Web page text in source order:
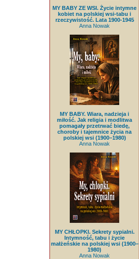
MY BABY ZE WSI. Życie intymne
kobiet na polskiej wsi-tabu i
rzeczywistość. Lata 1900-1945
Anna Nowak
MY BABY. Wiara, nadzieja i
miłość. Jak religia i modlitwa
pomagały przetrwać biedę,
choroby i tajemnice życia na
polskiej wsi (1900–1980)
Anna Nowak
MY CHŁOPKI. Sekrety sypialni.
Intymność, tabu i życie
małżeńskie na polskiej wsi (1900–
1980)
Anna Nowak